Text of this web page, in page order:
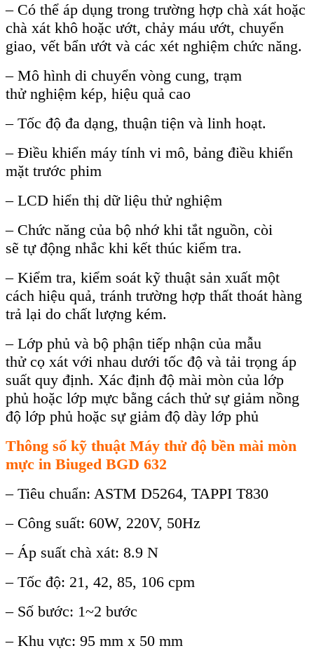
– Có thể áp dụng trong trường hợp chà xát hoặc
chà xát khô hoặc ướt, chảy máu ướt, chuyển
giao, vết bẩn ướt và các xét nghiệm chức năng.
– Mô hình di chuyển vòng cung, trạm
thửnghiệm kép, hiệu quả cao
– Tốc độ đa dạng, thuận tiện và linh hoạt.
– Điều khiển máy tính vi mô, bảng điều khiển
mặt trước phim
– LCD hiển thị dữliệu thửnghiệm
– Chức năng của bộ nhớ khi tắt nguồn, còi
sẽ tựđộng nhắc khi kết thúc kiểm tra.
– Kiểm tra, kiểm soát kỹ thuật sản xuất một
cách hiệu quả, tránh trường hợp thất thoát hàng
trả lại do chất lượng kém.
– Lớp phủ và bộ phận tiếp nhận của mẫu
thửcọ xát với nhau dưới tốc độ và tải trọng áp
suất quy định. Xác định độ mài mòn của lớp
phủ hoặc lớp mực bằng cách thửsựgiảm nồng
độ lớp phủ hoặc sựgiảm độ dày lớp phủ
Thông số kỹ thuật Máy thử độ bền mài mòn
mực in Biuged BGD 632
– Tiêu chuẩn: ASTM D5264, TAPPI T830
– Công suất: 60W, 220V, 50Hz
– Áp suất chà xát: 8.9 N
– Tốc độ: 21, 42, 85, 106 cpm
– Số bước: 1~2 bước
– Khu vực: 95 mm x 50 mm